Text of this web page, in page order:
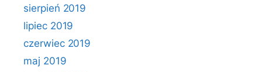
sierpień 2019
lipiec 2019
czerwiec 2019
maj 2019